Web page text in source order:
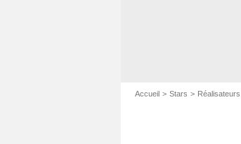
Accueil Stars Réalisateurs